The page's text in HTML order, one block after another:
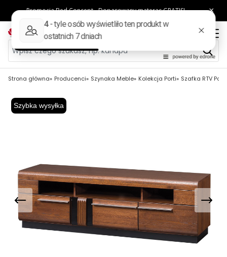
Strona główna Producenci Szynaka Meble Kolekcja Porti Szafka RTV
Szybka wysyłka